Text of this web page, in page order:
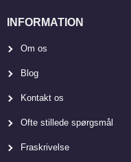
INFORMATION
Om os
Blog
Kontakt os
Ofte stillede spørgsmål
Fraskrivelse